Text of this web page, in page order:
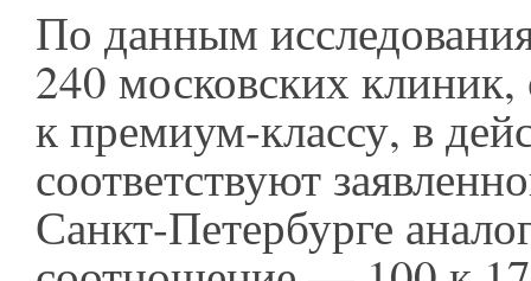
По данным
240 московских
к премиум-классу, в
соответствуют
Санкт-Петербурге